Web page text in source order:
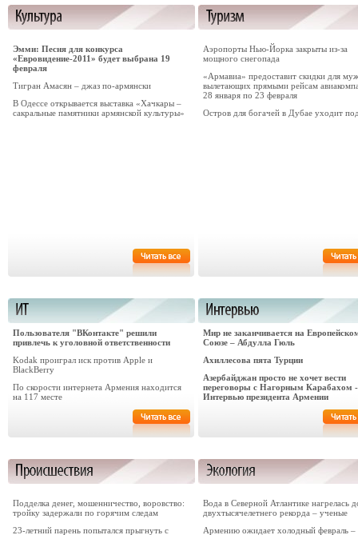
Эмми: Песня для конкурса
«Евровидение-2011» будет выбрана 19
февраля
Тигран Амасян – джаз по-армянски
В Одессе открывается выставка «Хачкары –
сакральные памятники армянской культуры»
Аэропорты Нью-Йорка закрыты из-за
мощного снегопада
«Армавиа» предоставит скидки для
вылетающих прямыми рейсам
28 января по 23 февраля
Остров для богачей в Дубае уходит
Пользователя "ВКонтакте" решили
привлечь к уголовной ответственности
Kodak проиграл иск против Apple и
BlackBerry
По скорости интернета Армения находится
на 117 месте
Мир не заканчивается на
Союзе – Абдулла Гюль
Ахиллесова пята Турции
Азербайджан просто не хочет вести
переговоры с Нагорным Карабахом -
Интервью президента Армении
Подделка денег, мошенничество, воровство:
тройку задержали по горячим следам
23-летний парень попытался прыгнуть с
Вода в Северной Атлантике нагрелась
двухтысячелетнего рекорда – ученые
Армению ожидает холодный февраль –